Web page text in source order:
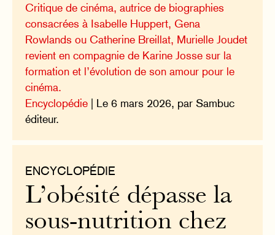
Critique de cinéma, autrice de biographies
consacrées à Isabelle Huppert, Gena
Rowlands ou Catherine Breillat, Murielle Joudet
revient en compagnie de Karine Josse sur la
formation et l’évolution de son amour pour le
cinéma.
Encyclopédie | Le 6 mars 2026, par Sambuc
éditeur.
ENCYCLOPÉDIE
L’obésité dépasse la
sous-nutrition chez